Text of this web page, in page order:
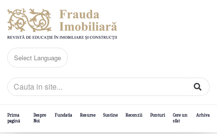
Prima
pagină
Despre
Noi
Fundatia Resurse Sustine Recenzii Ponturi
Cere un
sfat
Arhiva